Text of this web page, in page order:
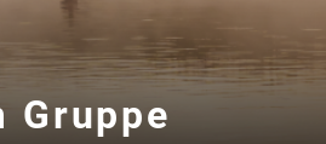
Gruppe